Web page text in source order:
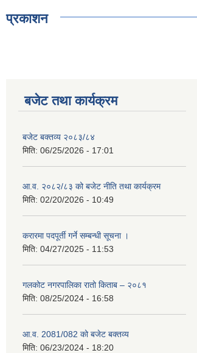
प्रकाशन
बजेट तथा कार्यक्रम
बजेट बक्तव्य २०८३/८४
मिति: 06/25/2026 - 17:01
आ.व. २०८२/८३ को बजेट नीति तथा कार्यक्रम
मिति: 02/20/2026 - 10:49
करारमा पदपूर्ती गर्ने सम्बन्धी सूचना ।
मिति: 04/27/2025 - 11:53
गलकोट नगरपालिका रातो किताब – २०८१
मिति: 08/25/2024 - 16:58
आ.व. 2081/082 को बजेट बक्तव्य
मिति: 06/23/2024 - 18:20